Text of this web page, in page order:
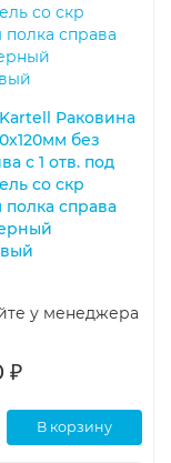
Раковина
без
с 1 отв. под
со скр
справа
у менеджера
₽
В корзину